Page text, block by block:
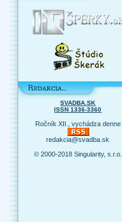
SVADBA.SK
ISSN 1336-3360
Ročník XII., vychádza denne
redakcia@svadba.sk
© 2000-2018 Singularity, s.r.o.